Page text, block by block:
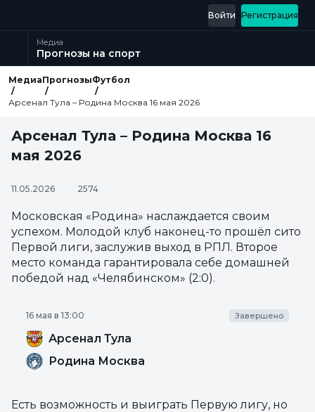
Регистрация
Войти
Медиа
Прогнозы на спорт
МедиаПрогнозыФутбол
Арсенал Тула – Родина Москва 16 мая 2026
Арсенал Тула – Родина Москва 16
мая 2026
11.05.2026 2574
Московская «Родина» наслаждается своим
успехом. Молодой клуб наконец-то прошёл сито
Первой лиги, заслужив выход в РПЛ. Второе
место команда гарантировала себе домашней
победой над «Челябинском» (2:0).
16 мая в 13:00 Завершено
Арсенал Тула
Родина Москва
Есть возможность и выиграть Первую лигу, но